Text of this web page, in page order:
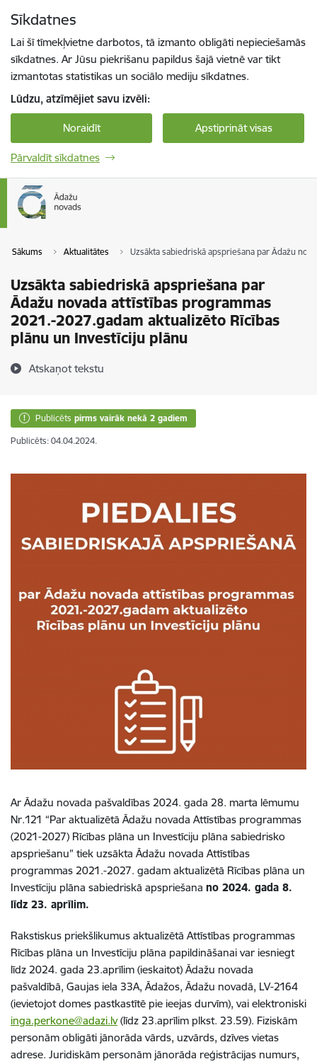
Sīkdatnes
Lai šī tīmekļvietne darbotos, tā izmanto obligāti nepieciešamās
sīkdatnes. Ar Jūsu piekrišanu papildus šajā vietnē var tikt
izmantotas statistikas un sociālo mediju sīkdatnes.
Lūdzu, atzīmējiet savu izvēli:
Noraidīt Apstiprināt visas
Pārvaldīt sīkdatnes
Sākums Aktualitātes Uzsākta sabiedriskā apspriešana par Ādažu
Uzsākta sabiedriskā apspriešana par
Ādažu novada attīstības programmas
2021.-2027.gadam aktualizēto Rīcības
plānu un Investīciju plānu
Atskaņot tekstu
Publicēts pirms vairāk nekā 2 gadiem
Publicēts: 04.04.2024.
Ar Ādažu novada pašvaldības 2024. gada 28. marta lēmumu
Nr.121 “Par aktualizētā Ādažu novada Attīstības programmas
(2021-2027) Rīcības plāna un Investīciju plāna sabiedrisko
apspriešanu” tiek uzsākta Ādažu novada Attīstības
programmas 2021.-2027. gadam aktualizētā Rīcības plāna un
Investīciju plāna sabiedriskā apspriešana no 2024. gada 8.
līdz 23. aprīlim.
Rakstiskus priekšlikumus aktualizētā Attīstības programmas
Rīcības plāna un Investīciju plāna papildināšanai var iesniegt
līdz 2024. gada 23.aprīlim (ieskaitot) Ādažu novada
pašvaldībā, Gaujas iela 33A, Ādažos, Ādažu novadā, LV-2164
(ievietojot domes pastkastītē pie ieejas durvīm), vai elektroniski
inga.perkone@adazi.lv(līdz 23.aprīlim plkst. 23.59). Fiziskām
personām obligāti jānorāda vārds, uzvārds, dzīves vietas
adrese. Juridiskām personām jānorāda reģistrācijas numurs,